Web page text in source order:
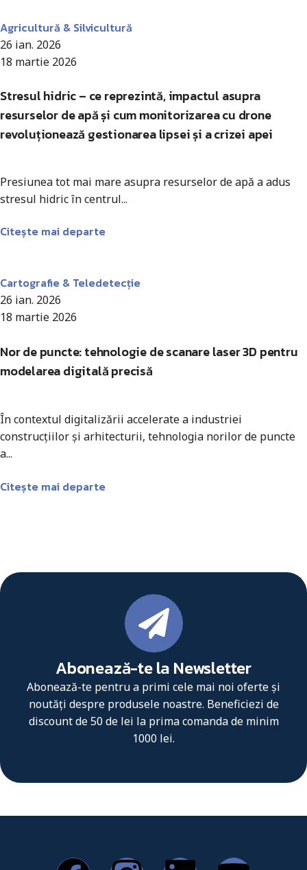
Agricultură & Silvicultură
26 ian. 2026
18 martie 2026
Stresul hidric – ce reprezintă, impactul asupra
resurselor de apă și cum monitorizarea cu drone
revoluționează gestionarea lipsei și a crizei apei
Presiunea tot mai mare asupra resurselor de apă a adus
stresul hidric în centrul...
Citește mai departe
Cartografie & Teledetecție
26 ian. 2026
18 martie 2026
Nor de puncte: tehnologie de scanare laser 3D pentru
modelarea digitală precisă
În contextul digitalizării accelerate a industriei
construcțiilor și arhitecturii, tehnologia norilor de puncte
a...
Citește mai departe
Abonează-te la Newsletter
Abonează-te pentru a primi cele mai noi oferte și
noutăți despre produsele noastre. Beneficiezi de
discount de 50 de lei la prima comanda de minim
1000 lei.